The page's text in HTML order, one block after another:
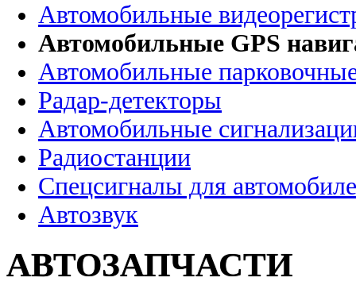
Автомобильные
Автомобильные GPS
Автомобильные
Радар-детекторы
Автомобильные
Радиостанции
Спецсигналы для
Автозвук
АВТОЗАПЧАСТИ